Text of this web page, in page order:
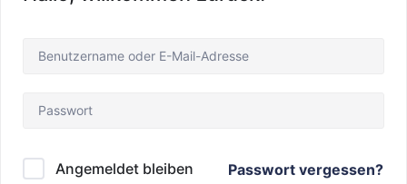
Angemeldet bleiben Passwort vergessen?